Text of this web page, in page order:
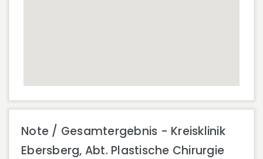
Note / Gesamtergebnis - Kreisklinik
Ebersberg, Abt. Plastische Chirurgie